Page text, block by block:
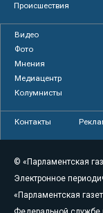
Происшествия
Видео
Фото
Мнения
Медиацентр
Колумнисты
Контакты
© «Парламентская
Электронное
«Парламентская